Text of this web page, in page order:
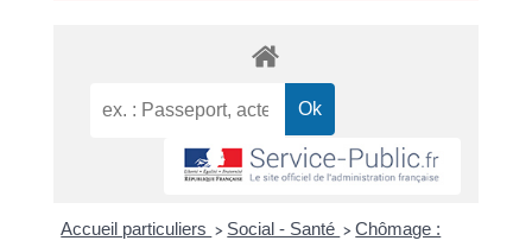
Accueil particuliers > Social - Santé > Chômage :